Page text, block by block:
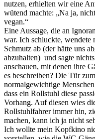
nutzen, erhielten wir eine
wütend machte: „Na ja,
vegan.“
Eine Aussage, die an
war. Ich schluckte,
Schmutz ab (der hätte uns
abzuhalten) und sagte
anschauen, mit denen ihre
es beschreiben? Die Tür
normalgewichtige
dass ein Rollstuhl diese
Vorhang. Auf diesen wies
Rollstuhlfahrer immer hin,
machen, kann ich ja nicht
Ich wollte mein Kopfkino